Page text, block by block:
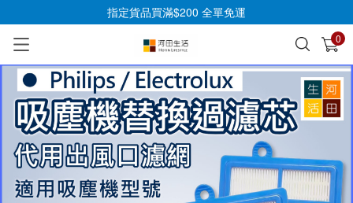
指定貨品買滿$200 全單免運
0
已加入購物車 查看